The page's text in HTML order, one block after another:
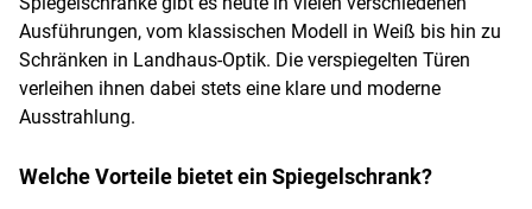
Ausführungen, vom klassischen Modell in Weiß bis hin zu
Schränken in Landhaus-Optik. Die verspiegelten Türen
verleihen ihnen dabei stets eine klare und moderne
Ausstrahlung.
Welche Vorteile bietet ein Spiegelschrank?